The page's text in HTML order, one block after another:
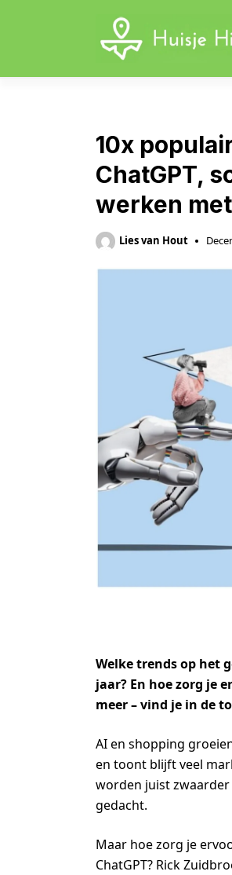
10x
ChatGPT,
werken
Lies van Hout
Welke trends op het
jaar? En hoe zorg je
meer – vind je in de
AI en shopping
en toont blijft veel
worden juist
gedacht.
Maar hoe zorg je
ChatGPT? Rick